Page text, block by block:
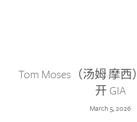
Tom Moses（汤姆·摩
开 GIA
March 5, 2026